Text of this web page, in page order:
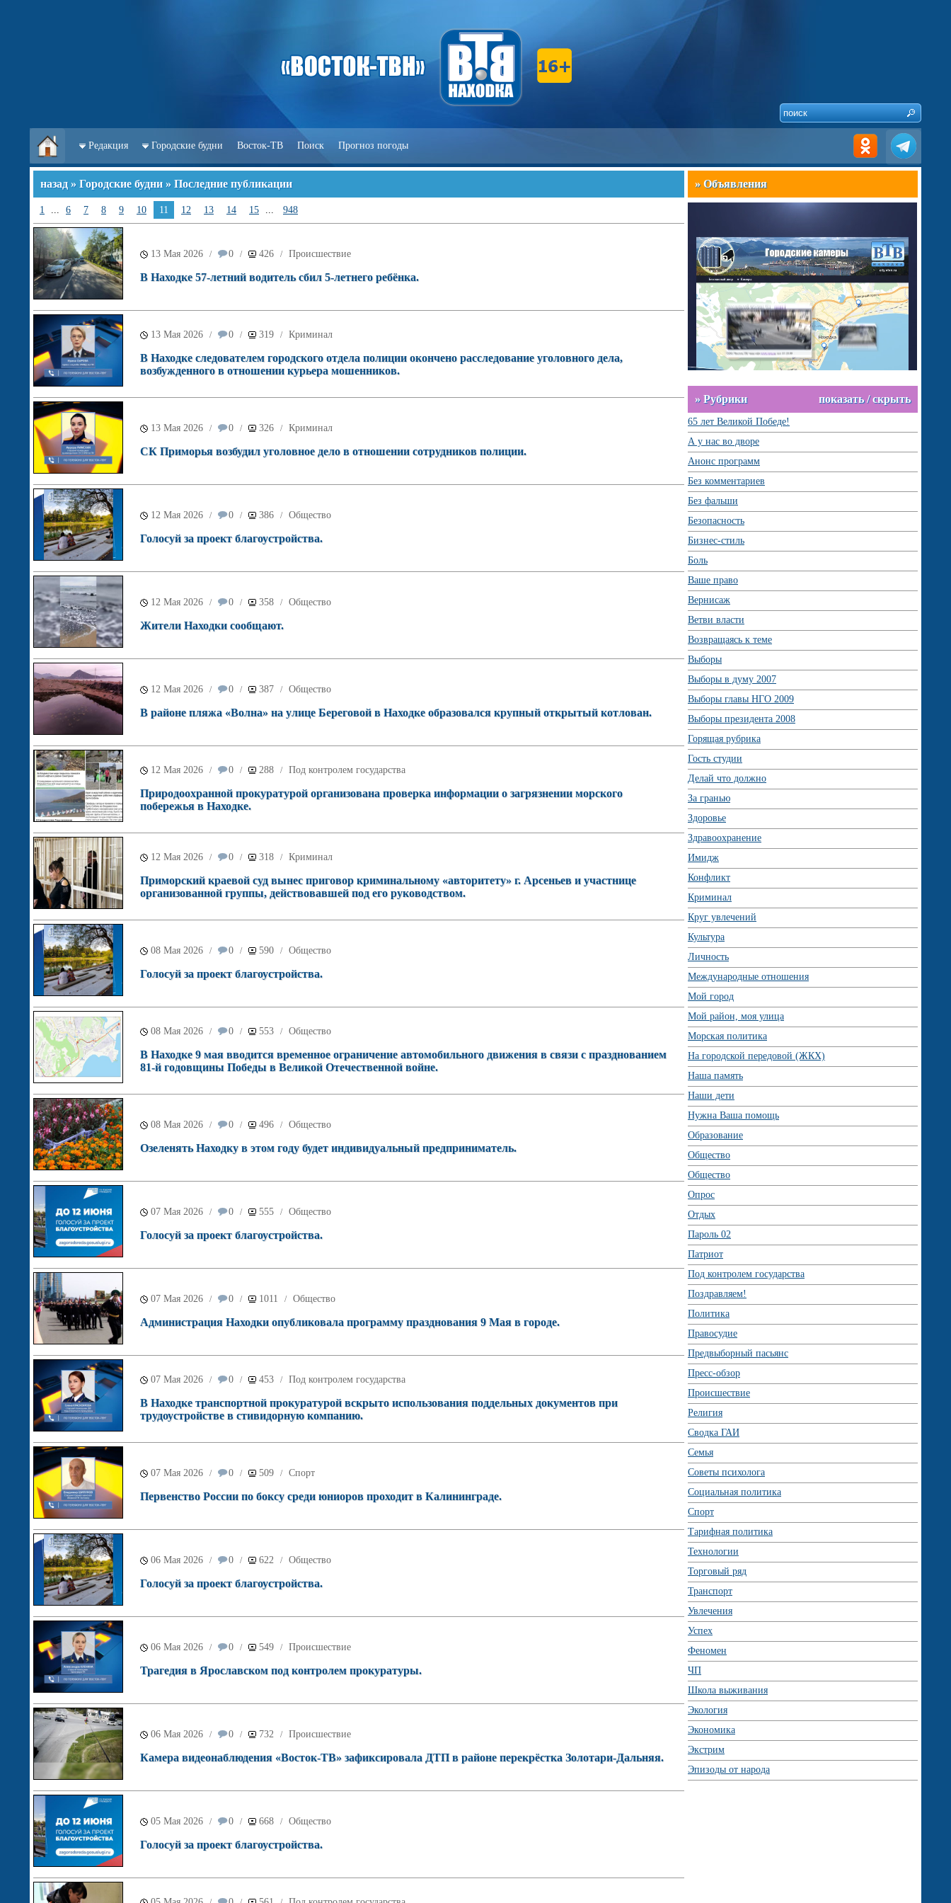
Редакция Городские будни Восток-ТВ Поиск Прогноз погоды
назад » Городские будни » Последние публикации
1 ... 6 7 8 9 10 11 12 13 14 15 ... 948
13 Мая 2026 / 0 / 426 / Происшествие
В Находке 57-летний водитель сбил 5-летнего ребёнка.
13 Мая 2026 / 0 / 319 / Криминал
В Находке следователем городского отдела полиции окончено расследование уголовного дела,
возбужденного в отношении курьера мошенников.
13 Мая 2026 / 0 / 326 / Криминал
СК Приморья возбудил уголовное дело в отношении сотрудников полиции.
12 Мая 2026 / 0 / 386 / Общество
Голосуй за проект благоустройства.
12 Мая 2026 / 0 / 358 / Общество
Жители Находки сообщают.
12 Мая 2026 / 0 / 387 / Общество
В районе пляжа «Волна» на улице Береговой в Находке образовался крупный открытый котлован.
12 Мая 2026 / 0 / 288 / Под контролем государства
Природоохранной прокуратурой организована проверка информации о загрязнении морского
побережья в Находке.
12 Мая 2026 / 0 / 318 / Криминал
Приморский краевой суд вынес приговор криминальному «авторитету» г. Арсеньев и участнице
организованной группы, действовавшей под его руководством.
08 Мая 2026 / 0 / 590 / Общество
Голосуй за проект благоустройства.
08 Мая 2026 / 0 / 553 / Общество
В Находке 9 мая вводится временное ограничение автомобильного движения в связи с празднованием
81-й годовщины Победы в Великой Отечественной войне.
08 Мая 2026 / 0 / 496 / Общество
Озеленять Находку в этом году будет индивидуальный предприниматель.
07 Мая 2026 / 0 / 555 / Общество
Голосуй за проект благоустройства.
07 Мая 2026 / 0 / 1011 / Общество
Администрация Находки опубликовала программу празднования 9 Мая в городе.
07 Мая 2026 / 0 / 453 / Под контролем государства
В Находке транспортной прокуратурой вскрыто использования поддельных документов при
трудоустройстве в стивидорную компанию.
07 Мая 2026 / 0 / 509 / Спорт
Первенство России по боксу среди юниоров проходит в Калининграде.
06 Мая 2026 / 0 / 622 / Общество
Голосуй за проект благоустройства.
06 Мая 2026 / 0 / 549 / Происшествие
Трагедия в Ярославском под контролем прокуратуры.
06 Мая 2026 / 0 / 732 / Происшествие
Камера видеонаблюдения «Восток-ТВ» зафиксировала ДТП в районе перекрёстка Золотари-Дальняя.
05 Мая 2026 / 0 / 668 / Общество
Голосуй за проект благоустройства.
» Объявления
» Рубрики показать / скрыть
65 лет Великой Победе!
А у нас во дворе
Анонс программ
Без комментариев
Без фальши
Безопасность
Бизнес-стиль
Боль
Ваше право
Вернисаж
Ветви власти
Возвращаясь к теме
Выборы
Выборы в думу 2007
Выборы главы НГО 2009
Выборы президента 2008
Горящая рубрика
Гость студии
Делай что должно
За гранью
Здоровье
Здравоохранение
Имидж
Конфликт
Криминал
Круг увлечений
Культура
Личность
Международные отношения
Мой город
Мой район, моя улица
Морская политика
На городской передовой (ЖКХ)
Наша память
Наши дети
Нужна Ваша помощь
Образование
Общество
Общество
Опрос
Отдых
Пароль 02
Патриот
Под контролем государства
Поздравляем!
Политика
Правосудие
Предвыборный пасьянс
Пресс-обзор
Происшествие
Религия
Сводка ГАИ
Семья
Советы психолога
Социальная политика
Спорт
Тарифная политика
Технологии
Торговый ряд
Транспорт
Увлечения
Успех
Феномен
ЧП
Школа выживания
Экология
Экономика
Экстрим
Эпизоды от народа